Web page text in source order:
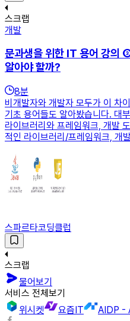
스크랩
개발
문과생을 위한 IT 용어 강의
알아야 할까?
8분
비개발자와 개발자 모두가 이 차
기초 용어들도 알아봤습니다. 대
라이브러리와 프레임워크, 개발
적인 라이브러리/프레임워크, 개
스파르타코딩클럽
스크랩
물어보기
서비스 전체보기
위시켓
요즘IT AIDP -